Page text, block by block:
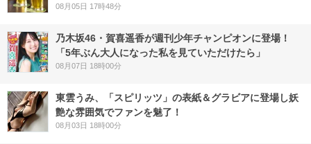
08月05日 17時48分
乃木坂46・賀喜遥香が週刊少年チャンピオンに登場！
「5年ぶん大人になった私を見ていただけたら」
08月07日 18時00分
東雲うみ、「スピリッツ」の表紙＆グラビアに登場し妖
艶な雰囲気でファンを魅了！
08月03日 18時00分